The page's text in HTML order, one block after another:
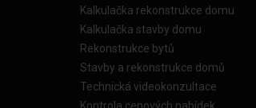
Kalkulačka rekonstrukce domu
Kalkulačka stavby domu
Rekonstrukce bytů
Stavby a rekonstrukce domů
Technická videokonzultace